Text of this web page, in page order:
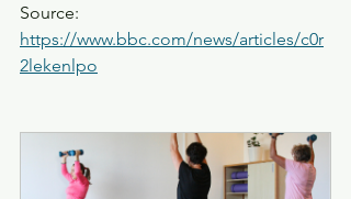
Source:
https://www.bbc.com/news/articles/c0r
2lekenlpo